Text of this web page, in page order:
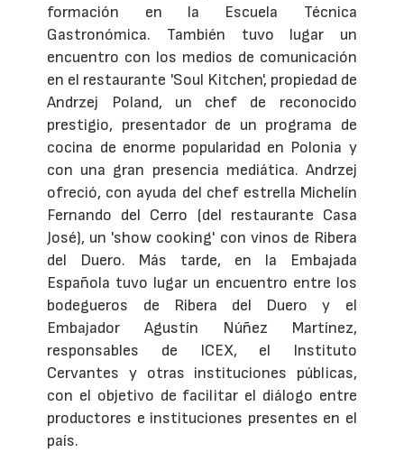
formación en la Escuela Técnica
Gastronómica. También tuvo lugar un
encuentro con los medios de comunicación
en el restaurante 'Soul Kitchen', propiedad de
Andrzej Poland, un chef de reconocido
prestigio, presentador de un programa de
cocina de enorme popularidad en Polonia y
con una gran presencia mediática. Andrzej
ofreció, con ayuda del chef estrella Michelín
Fernando del Cerro (del restaurante Casa
José), un 'show cooking' con vinos de Ribera
del Duero. Más tarde, en la Embajada
Española tuvo lugar un encuentro entre los
bodegueros de Ribera del Duero y el
Embajador Agustín Núñez Martínez,
responsables de ICEX, el Instituto
Cervantes y otras instituciones públicas,
con el objetivo de facilitar el diálogo entre
productores e instituciones presentes en el
país.